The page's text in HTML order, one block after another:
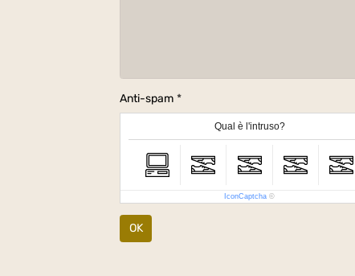
Anti-spam
Qual è l'intruso?
IconCaptcha ©
OK